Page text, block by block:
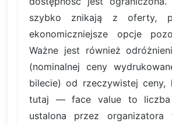
szybko znikają z oferty,
ekonomiczniejsze opcje
Ważne jest również
(nominalnej ceny
bilecie) od rzeczywistej ceny,
tutaj — face value to liczba
ustalona przez organizatora